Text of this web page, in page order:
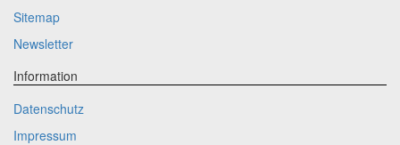
Sitemap
Newsletter
Information
Datenschutz
Impressum